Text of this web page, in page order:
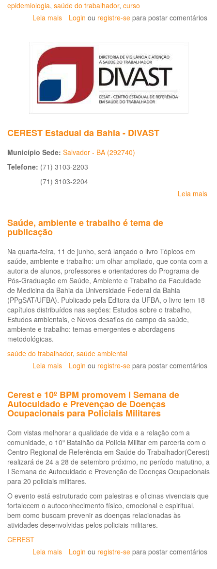
epidemiologia, saúde do trabalhador, curso
Leia mais sobre
de
Especialização
à
Epidemiologia
em
Trabalhador
Login ou registre-se para postar comentários
CEREST Estadual da Bahia - DIVAST
Município Sede: Salvador - BA (292740)
Telefone: (71) 3103-2203
(71) 3103-2204
Leia mais
Saúde, ambiente e trabalho é tema de
publicação
Na quarta-feira, 11 de junho, será lançado o livro Tópicos em
saúde, ambiente e trabalho: um olhar ampliado, que conta com a
autoria de alunos, professores e orientadores do Programa de
Pós-Graduação em Saúde, Ambiente e Trabalho da Faculdade
de Medicina da Bahia da Universidade Federal da Bahia
(PPgSAT/UFBA). Publicado pela Editora da UFBA, o livro tem 18
capítulos distribuídos nas seções: Estudos sobre o trabalho,
Estudos ambientais, e Novos desafios do campo da saúde,
ambiente e trabalho: temas emergentes e abordagens
metodológicas.
saúde do trabalhador, saúde ambiental
Leia mais sobre
e
trabalho
é
de
publicação
Login ou registre-se para postar comentários
Cerest e 10º BPM promovem I Semana de
Autocuidado e Prevençao de Doenças
Ocupacionais para Policiais Militares
Com vistas melhorar a qualidade de vida e a relação com a
comunidade, o 10º Batalhão da Polícia Militar em parceria com o
Centro Regional de Referência em Saúde do Trabalhador(Cerest)
realizará de 24 a 28 de setembro próximo, no período matutino, a
I Semana de Autocuidado e Prevenção de Doenças Ocupacionais
para 20 policiais militares.
O evento está estruturado com palestras e oficinas vivenciais que
fortalecem o autoconhecimento físico, emocional e espiritual,
bem como buscam prevenir as doenças relacionadas às
atividades desenvolvidas pelos policiais militares.
CEREST
Leia mais sobre
Login ou registre-se para postar comentários